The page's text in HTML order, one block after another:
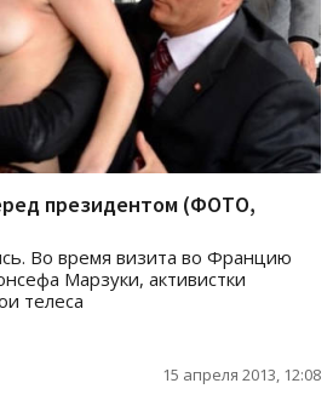
президентом (ФОТО,
Во время визита во Францию
Марзуки, активистки
телеса
15 апреля 2013, 12:08